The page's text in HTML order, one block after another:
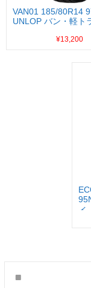
VAN01 185/80R14
UNLOP バン・軽ト
¥13,200
イ...